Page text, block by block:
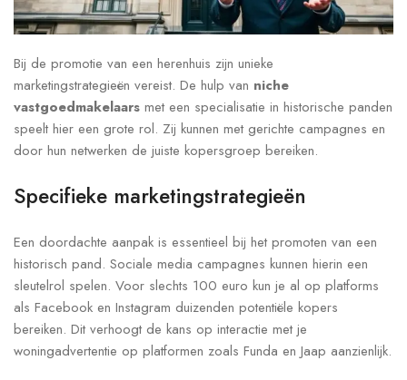
Bij de promotie van een herenhuis zijn unieke
marketingstrategieën vereist. De hulp van niche
vastgoedmakelaars met een specialisatie in historische panden
speelt hier een grote rol. Zij kunnen met gerichte campagnes en
door hun netwerken de juiste kopersgroep bereiken.
Specifieke marketingstrategieën
Een doordachte aanpak is essentieel bij het promoten van een
historisch pand. Sociale media campagnes kunnen hierin een
sleutelrol spelen. Voor slechts 100 euro kun je al op platforms
als Facebook en Instagram duizenden potentiële kopers
bereiken. Dit verhoogt de kans op interactie met je
woningadvertentie op platformen zoals Funda en Jaap aanzienlijk.